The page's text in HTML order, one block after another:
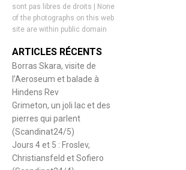
sont pas libres de droits | None
of the photographs on this web
site are within public domain
ARTICLES RÉCENTS
Borras Skara, visite de
l’Aeroseum et balade à
Hindens Rev
Grimeton, un joli lac et des
pierres qui parlent
(Scandinat24/5)
Jours 4 et 5 : Froslev,
Christiansfeld et Sofiero